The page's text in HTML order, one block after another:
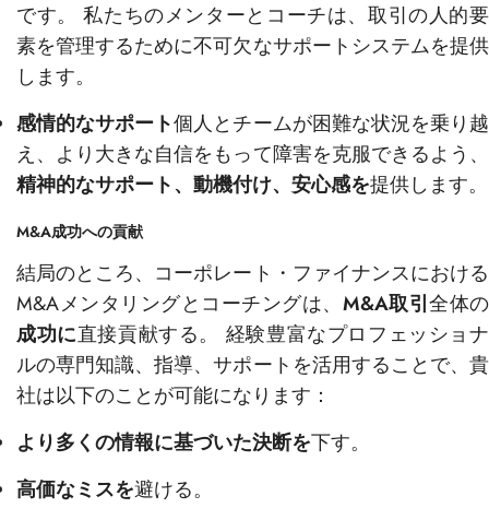
です。 私たちのメンターとコーチは、取引の人的要
素を管理するために不可欠なサポートシステムを提供
します。
感情的なサポート個人とチームが困難な状況を乗り越
え、より大きな自信をもって障害を克服できるよう、
精神的なサポート、動機付け、安心感を提供します。
M&A成功への貢献
結局のところ、コーポレート・ファイナンスにおける
M&Aメンタリングとコーチングは、 M&A取引全体の
成功に直接貢献する。 経験豊富なプロフェッショナ
ルの専門知識、指導、サポートを活用することで、貴
社は以下のことが可能になります：
より多くの情報に基づいた決断を下す。
高価なミスを避ける。